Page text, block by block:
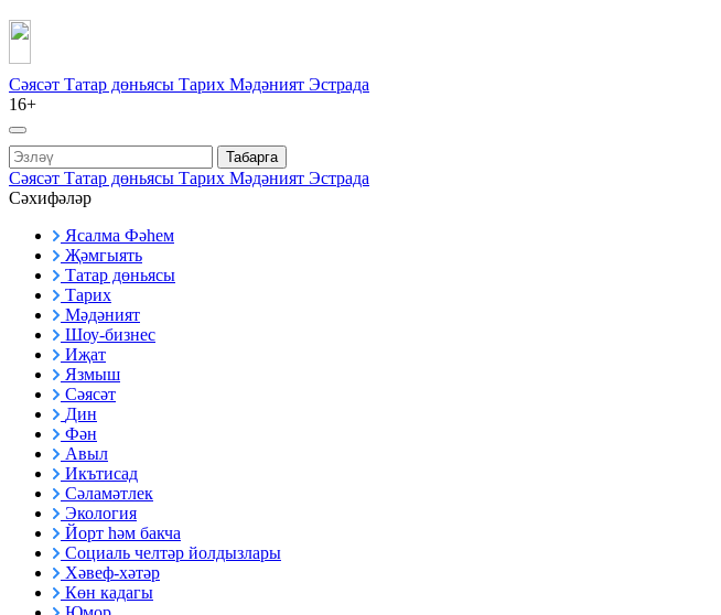
Сәясәт Татар дөньясы Тарих Мәдәният Эстрада
16+
Табарга
Сәясәт Татар дөньясы Тарих Мәдәният Эстрада
Сәхифәләр
Ясалма Фәһем
Җәмгыять
Татар дөньясы
Тарих
Мәдәният
Шоу-бизнес
Иҗат
Язмыш
Сәясәт
Дин
Фән
Авыл
Икътисад
Сәламәтлек
Экология
Йорт һәм бакча
Социаль челтәр йолдызлары
Хәвеф-хәтәр
Көн кадагы